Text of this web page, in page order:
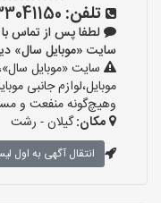
تلفن:
لطفا پس از تماس
سایت «موبایل سال» دیده ام و
سایت «موبایل
موبایل،لوازم جانبی
وهیچ‌گونه منفعت و
مکان:گیلان - رشت
انتقال آگهی به اول